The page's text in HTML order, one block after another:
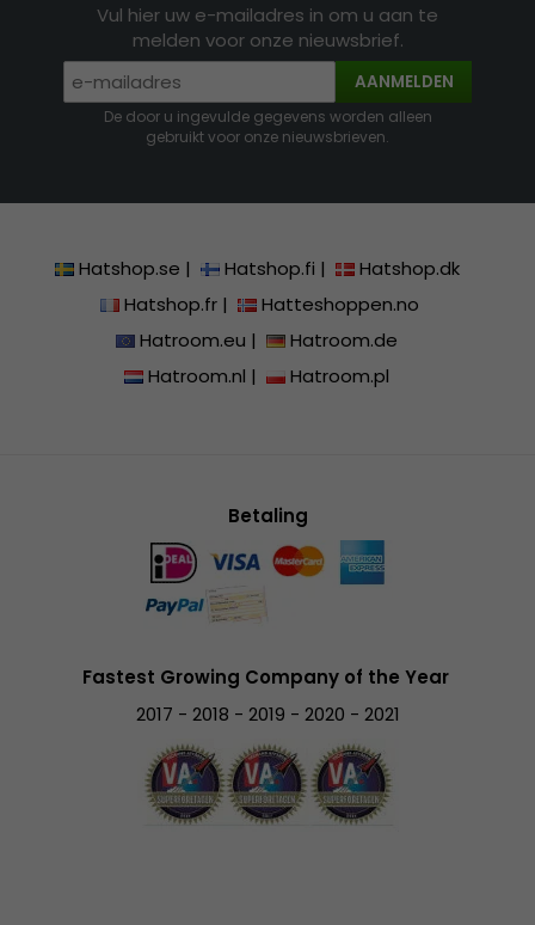
Vul hier uw e-mailadres in om u aan te
melden voor onze nieuwsbrief.
AANMELDEN
De door u ingevulde gegevens worden alleen
gebruikt voor onze nieuwsbrieven.
Hatshop.se | Hatshop.fi |
Hatshop.dk
Hatshop.fr|
Hatteshoppen.no
Hatroom.eu |
Hatroom.de
Hatroom.nl | Hatroom.pl
Betaling
Fastest Growing Company of the Year
2017 - 2018 - 2019 - 2020 - 2021